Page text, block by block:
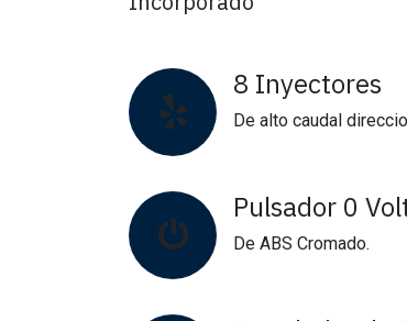
8 Inyectores
De alto caudal
Pulsador 0
De ABS Cromado.